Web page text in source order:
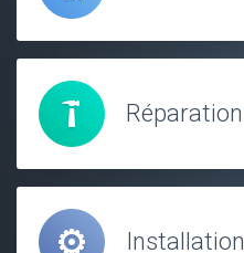
Réparation
Installation